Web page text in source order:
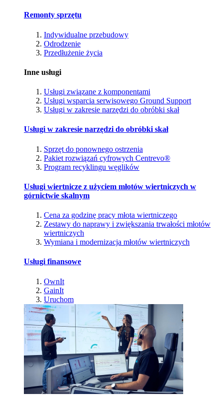
Remonty sprzętu
Indywidualne przebudowy
Odrodzenie
Przedłużenie życia
Inne usługi
Usługi związane z komponentami
Usługi wsparcia serwisowego Ground Support
Usługi w zakresie narzędzi do obróbki skał
Usługi w zakresie narzędzi do obróbki skał
Sprzęt do ponownego ostrzenia
Pakiet rozwiązań cyfrowych Centrevo®
Program recyklingu węglików
Usługi wiertnicze z użyciem młotów wiertniczych w
górnictwie skalnym
Cena za godzinę pracy młota wiertniczego
Zestawy do naprawy i zwiększania trwałości młotów
wiertniczych
Wymiana i modernizacja młotów wiertniczych
Usługi finansowe
OwnIt
GainIt
Uruchom